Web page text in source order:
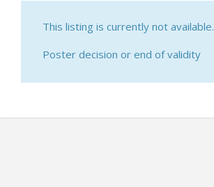
This listing is currently not available.
Poster decision or end of validity